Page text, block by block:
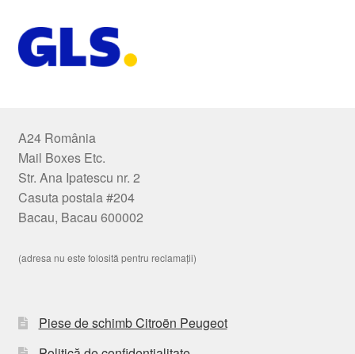
A24 România
Mail Boxes Etc.
Str. Ana Ipatescu nr. 2
Casuta postala #204
Bacau, Bacau 600002
(adresa nu este folosită pentru reclamații)
Piese de schimb Citroën Peugeot